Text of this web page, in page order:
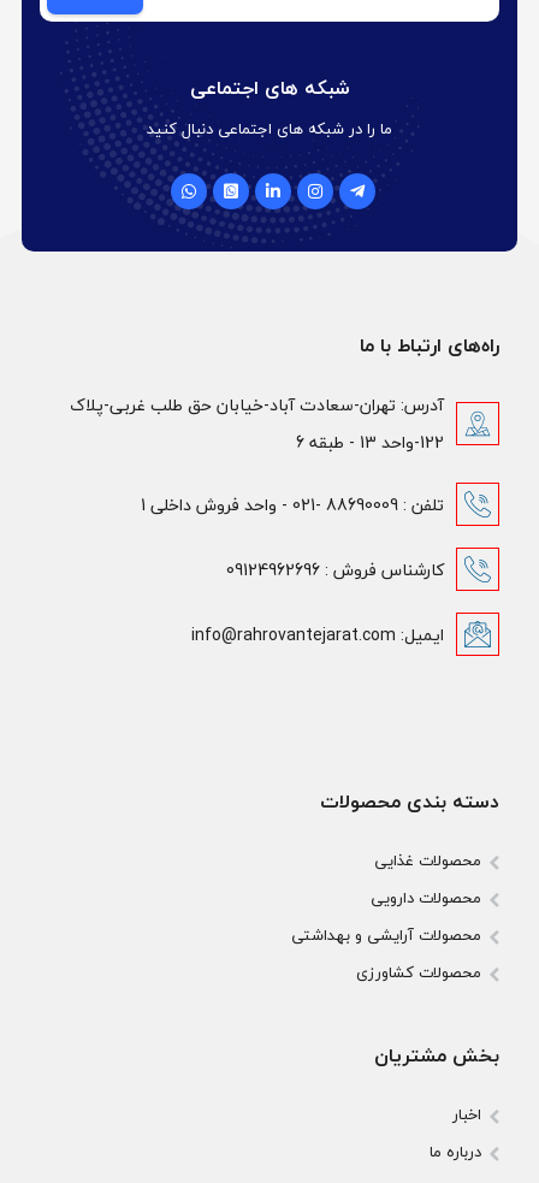
شبکه های اجتماعی
ما را در شبکه های اجتماعی دنبال کنید
راه‌های ارتباط با ما
آدرس: تهران-سعادت آباد-خیابان حق طلب غربی-پلاک
122-واحد 13 - طبقه 6
تلفن : 88690009 -021 - واحد فروش داخلی 1
کارشناس فروش : 09124962696
ایمیل: info@rahrovantejarat.com
دسته بندی محصولات
محصولات غذایی
محصولات دارویی
محصولات آرایشی و بهداشتی
محصولات کشاورزی
بخش مشتریان
اخبار
درباره ما